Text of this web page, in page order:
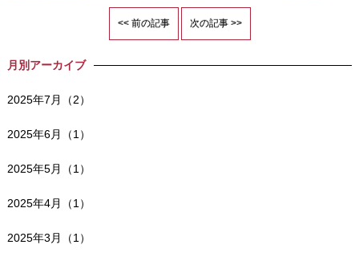
<< 前の記事 次の記事 >>
月別アーカイブ
2025年7月（2）
2025年6月（1）
2025年5月（1）
2025年4月（1）
2025年3月（1）